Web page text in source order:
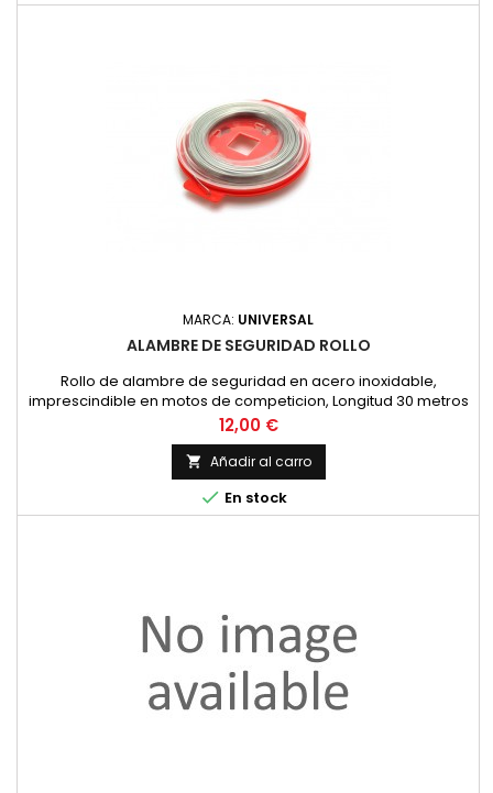
MARCA: UNIVERSAL
ALAMBRE DE SEGURIDAD ROLLO
Rollo de alambre de seguridad en acero inoxidable,
imprescindible en motos de competicion, Longitud 30 metros
y diametro 0.8 mm.
Precio
12,00 €
 Añadir al carro
 En stock